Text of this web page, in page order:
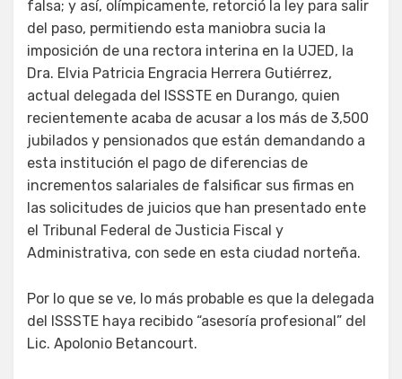
falsa; y así, olímpicamente, retorció la ley para salir
del paso, permitiendo esta maniobra sucia la
imposición de una rectora interina en la UJED, la
Dra. Elvia Patricia Engracia Herrera Gutiérrez,
actual delegada del ISSSTE en Durango, quien
recientemente acaba de acusar a los más de 3,500
jubilados y pensionados que están demandando a
esta institución el pago de diferencias de
incrementos salariales de falsificar sus firmas en
las solicitudes de juicios que han presentado ente
el Tribunal Federal de Justicia Fiscal y
Administrativa, con sede en esta ciudad norteña.
Por lo que se ve, lo más probable es que la delegada
del ISSSTE haya recibido “asesoría profesional” del
Lic. Apolonio Betancourt.